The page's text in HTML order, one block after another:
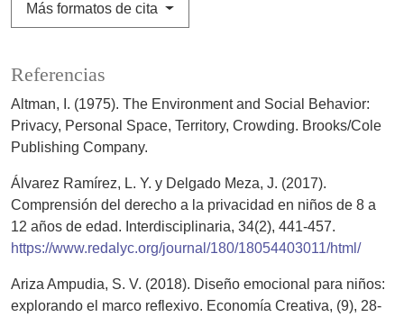
Más formatos de cita
Referencias
Altman, I. (1975). The Environment and Social Behavior:
Privacy, Personal Space, Territory, Crowding. Brooks/Cole
Publishing Company.
Álvarez Ramírez, L. Y. y Delgado Meza, J. (2017).
Comprensión del derecho a la privacidad en niños de 8 a
12 años de edad. Interdisciplinaria, 34(2), 441-457.
https://www.redalyc.org/journal/180/18054403011/html/
Ariza Ampudia, S. V. (2018). Diseño emocional para niños:
explorando el marco reflexivo. Economía Creativa, (9), 28-